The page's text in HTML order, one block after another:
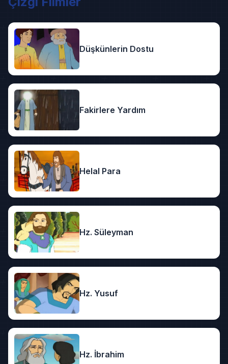
Düşkünlerin Dostu
Fakirlere Yardım
Helal Para
Hz. Süleyman
Hz. Yusuf
Hz. İbrahim